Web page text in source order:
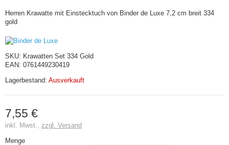
Herren Krawatte mit Einstecktuch von Binder de Luxe 7,2 cm breit 334
gold
SKU: Krawatten Set 334 Gold
EAN: 0761449230419
Lagerbestand: Ausverkauft
7,55 €
inkl. Mwst., zzgl. Versand
Menge